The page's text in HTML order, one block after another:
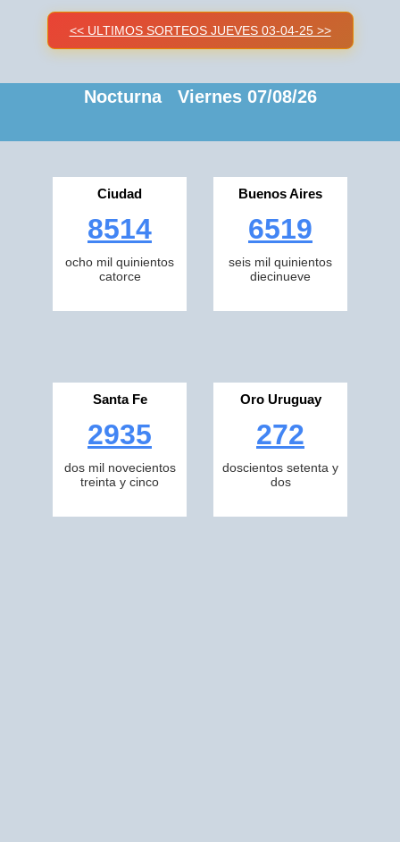
<< ULTIMOS SORTEOS JUEVES 03-04-25 >>
Nocturna Viernes 07/08/26
Ciudad
8514
ocho mil quinientos
catorce
Buenos Aires
6519
seis mil quinientos
diecinueve
Santa Fe
2935
dos mil novecientos
treinta y cinco
Oro Uruguay
272
doscientos setenta y
dos